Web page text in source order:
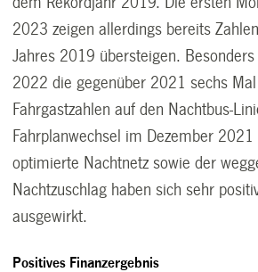
2023 zeigen allerdings bereits
Jahres 2019 übersteigen.
2022 die gegenüber 2021 sechs
Fahrgastzahlen auf den Nachtbus-
Fahrplanwechsel im Dezember 2021
optimierte Nachtnetz sowie der
Nachtzuschlag haben sich sehr
ausgewirkt.
Positives Finanzergebnis